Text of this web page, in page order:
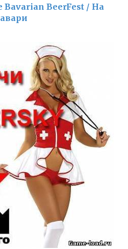
Bavarian BeerFest / На